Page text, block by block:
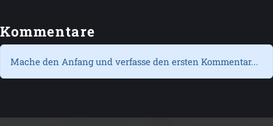
Kommentare
Mache den Anfang und verfasse den ersten Kommentar...